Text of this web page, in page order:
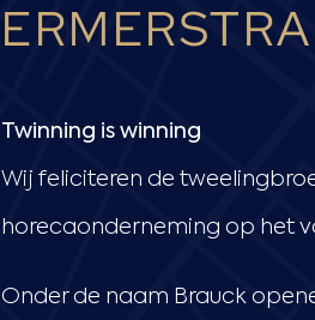
Twinning is winning
Wij feliciteren de
horecaonderneming op het
Onder de naam Brauck